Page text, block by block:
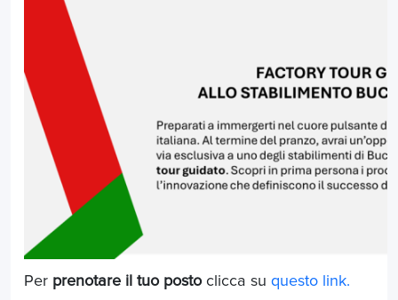
Per prenotare il tuo postoclicca su questo link.